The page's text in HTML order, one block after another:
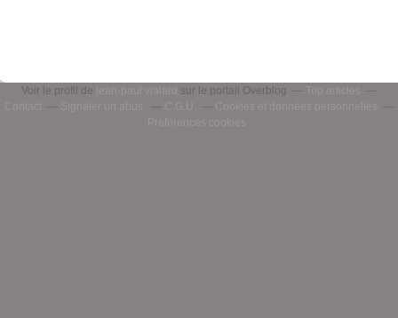
Voir le profil de jean-paul vialard sur le portail Overblog
Top articles
Contact
Signaler un abus C.G.U.
Cookies et données personnelles
Préférences cookies